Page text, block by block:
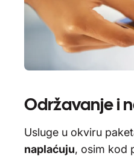
Održavanje i
Usluge u okviru
naplaćuju, osim kod